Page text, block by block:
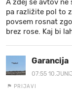
A zdej še avtov
pa razližite pol to
povsem rosnat
brez rose. Kaj bi
Garancija
07:55
PRIJAVI